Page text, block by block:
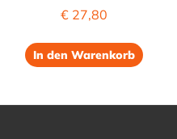
€ 27,80
In den Warenkorb